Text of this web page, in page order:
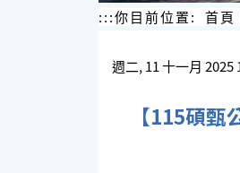
:::你目前位置: 首頁
週二, 11 十一月 2025
【115碩